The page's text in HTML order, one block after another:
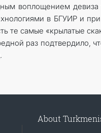
воплощением девиза
в БГУИР и
те самые «крылатые
раз подтвердило,
About